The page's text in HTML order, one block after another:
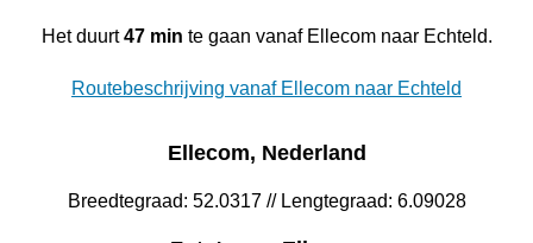
Het duurt47 min te gaan vanaf Ellecom naar Echteld.
Routebeschrijving vanaf Ellecom naar Echteld
Ellecom, Nederland
Breedtegraad: 52.0317 // Lengtegraad: 6.09028